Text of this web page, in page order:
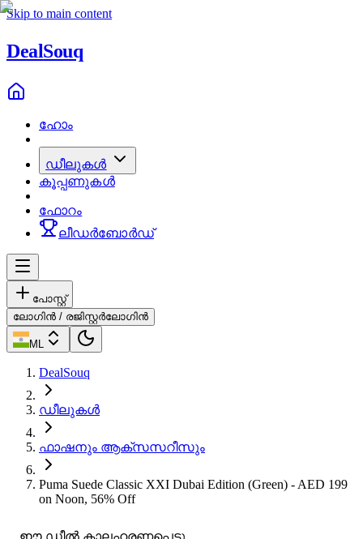
Skip to main content
DealSouq
ഹോം
ഡീലുകൾ
കൂപ്പണുകൾ
ഫോറം
ലീഡർബോർഡ്
പോസ്റ്റ്
ലോഗിൻ / രജിസ്റ്റർലോഗിൻ
ML
DealSouq
ഡീലുകൾ
ഫാഷനും ആക്സസറീസും
Puma Suede Classic XXI Dubai Edition (Green) - AED 199
on Noon, 56% Off
ഈ ഡീൽ കാലഹരണപ്പെട്ടു